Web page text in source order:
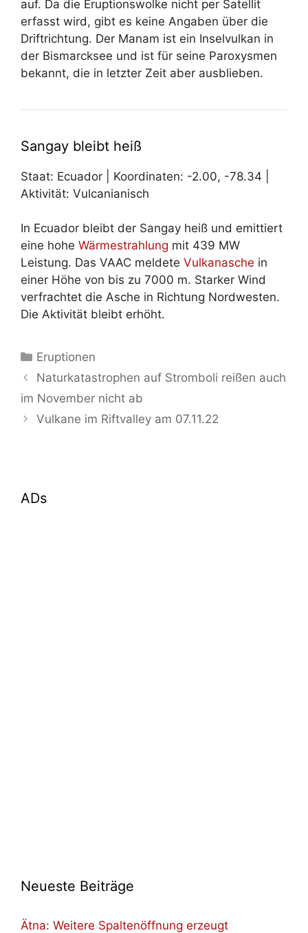
auf. Da die Eruptionswolke nicht per Satellit
erfasst wird, gibt es keine Angaben über die
Driftrichtung. Der Manam ist ein Inselvulkan in
der Bismarcksee und ist für seine Paroxysmen
bekannt, die in letzter Zeit aber ausblieben.
Sangay bleibt heiß
Staat: Ecuador | Koordinaten: -2.00, -78.34 |
Aktivität: Vulcanianisch
In Ecuador bleibt der Sangay heiß und emittiert
eine hohe Wärmestrahlung mit 439 MW
Leistung. Das VAAC meldete Vulkanasche in
einer Höhe von bis zu 7000 m. Starker Wind
verfrachtet die Asche in Richtung Nordwesten.
Die Aktivität bleibt erhöht.
Kategorien
Eruptionen
Naturkatastrophen auf Stromboli reißen auch
im November nicht ab
Vulkane im Riftvalley am 07.11.22
ADs
Neueste Beiträge
Ätna: Weitere Spaltenöffnung erzeugt